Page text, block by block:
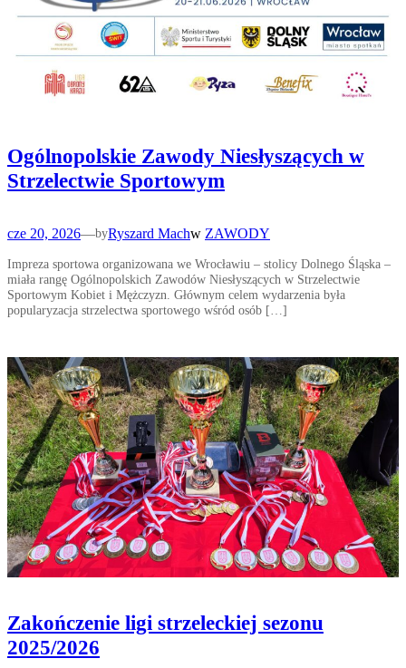
Ogólnopolskie Zawody Niesłyszących w
Strzelectwie Sportowym
cze 20, 2026—byRyszard Machw ZAWODY
Impreza sportowa organizowana we Wrocławiu – stolicy Dolnego Śląska –
miała rangę Ogólnopolskich Zawodów Niesłyszących w Strzelectwie
Sportowym Kobiet i Mężczyzn. Głównym celem wydarzenia była
popularyzacja strzelectwa sportowego wśród osób […]
Zakończenie ligi strzeleckiej sezonu
2025/2026